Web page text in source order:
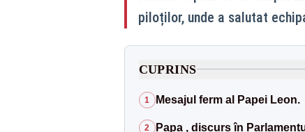
piloților, unde a salutat
CUPRINS
1 Mesajul ferm al Papei Leon.
2 Papa , discurs în